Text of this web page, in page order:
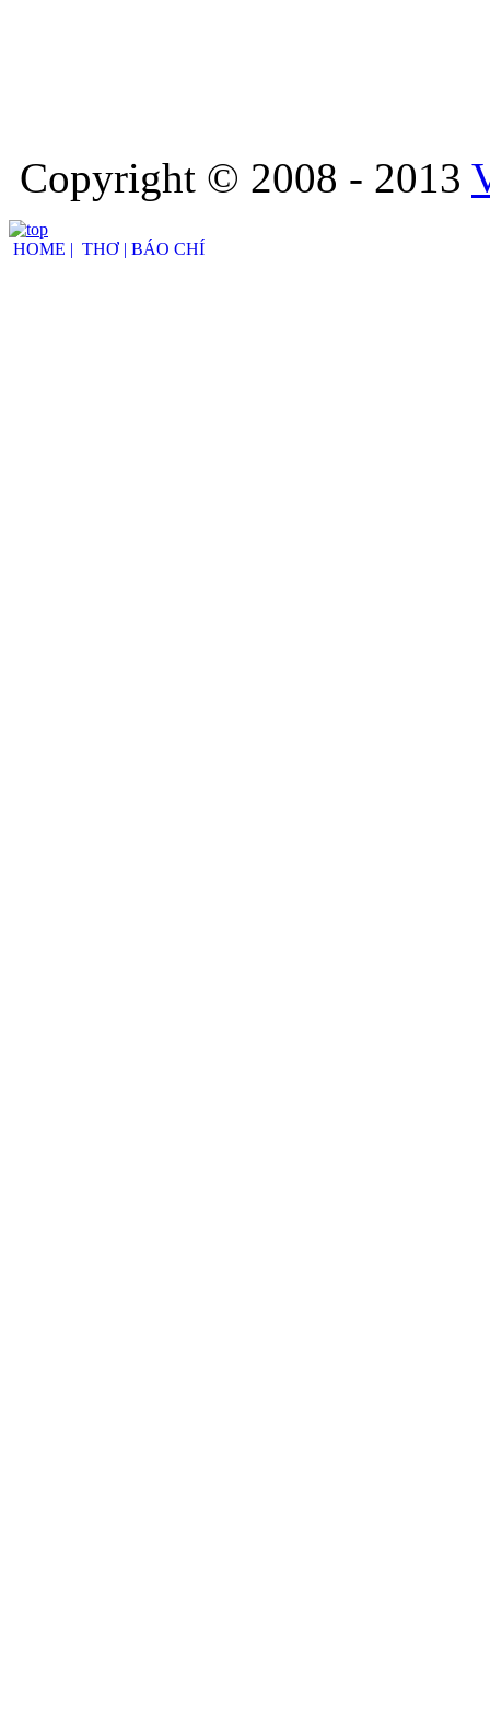
Copyright © 2008 - 2013
HOME | THƠ | BÁO CHÍ